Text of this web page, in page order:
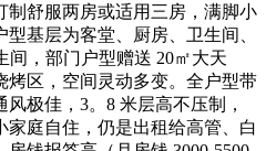
舒服两房或适用三房，满脚小
基层为客堂、厨房、卫生间、
间，部门户型赠送 20㎡大天
烤区，空间灵动多变。全户型带
极佳，3。8 米层高不压制，
庭自住，仍是出租给高管、白